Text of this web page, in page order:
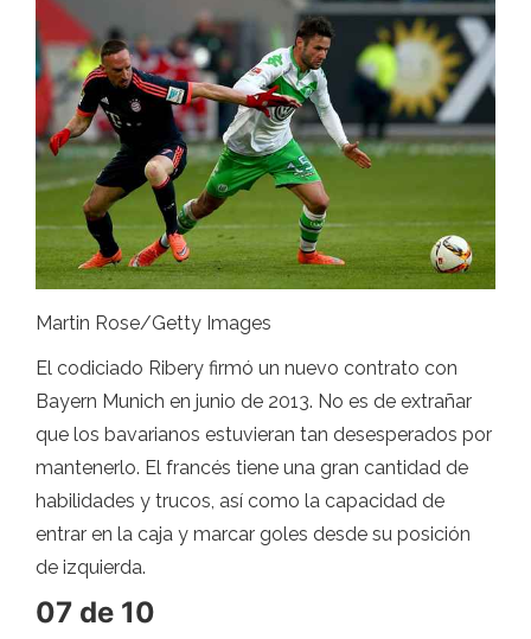
Martin Rose/Getty Images
El codiciado Ribery firmó un nuevo contrato con
Bayern Munich en junio de 2013. No es de extrañar
que los bavarianos estuvieran tan desesperados por
mantenerlo. El francés tiene una gran cantidad de
habilidades y trucos, así como la capacidad de
entrar en la caja y marcar goles desde su posición
de izquierda.
07 de 10